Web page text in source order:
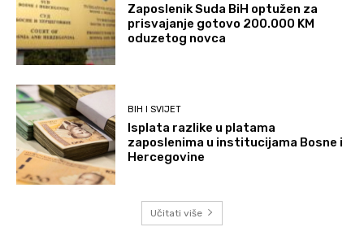
Zaposlenik Suda BiH optužen za
prisvajanje gotovo 200.000 KM
oduzetog novca
BIH I SVIJET
Isplata razlike u platama
zaposlenima u institucijama Bosne i
Hercegovine
Učitati više